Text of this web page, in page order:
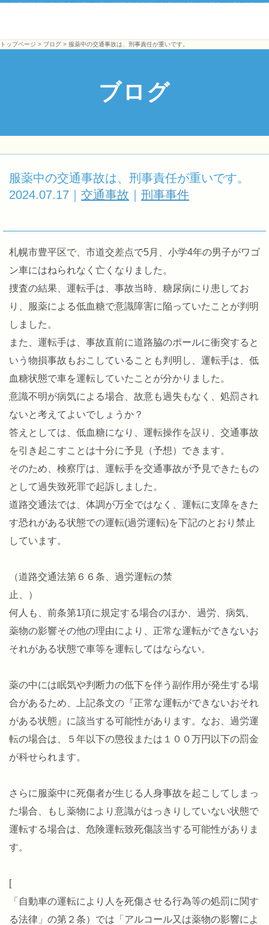
トップページ > ブログ > 服薬中の交通事故は、刑事責任が重いです。
ブログ
服薬中の交通事故は、刑事責任が重いです。
2024.07.17
交通事故 刑事事件
札幌市豊平区で、市道交差点で5月、小学4年の男子がワゴ
ン車にはねられなく亡くなりました。
捜査の結果、運転手は、事故当時、糖尿病にり患してお
り、服薬による低血糖で意識障害に陥っていたことが判明
しました。
また、運転手は、事故直前に道路脇のポールに衝突すると
いう物損事故もおこしていることも判明し、運転手は、低
血糖状態で車を運転していたことが分かりました。
意識不明が病気による場合、故意も過失もなく、処罰され
ないと考えてよいでしょうか？
答えとしては、低血糖になり、運転操作を誤り、交通事故
を引き起こすことは十分に予見（予想）できます。
そのため、検察庁は、運転手を交通事故が予見できたもの
として過失致死罪で起訴しました。
道路交通法では、体調が万全ではなく、運転に支障をきた
す恐れがある状態での運転(過労運転)を下記のとおり禁止
しています。
（道路交通法第６６条、過労運転の禁
止
何人も、前条第1項に規定する場合のほか、過労、病気、
薬物の影響その他の理由により、正常な運転ができないお
それがある状態で車等を運転してはならない。
薬の中には眠気や判断力の低下を伴う副作用が発生する場
合があるため、上記条文の『正常な運転ができないおそれ
がある状態』に該当する可能性があります。なお、過労運
転の場合は、５年以下の懲役または１００万円以下の罰金
が科せられます。
さらに服薬中に死傷者が生じる人身事故を起こしてしまっ
た場合、もし薬物により意識がはっきりしていない状態で
運転する場合は、危険運転致死傷該当する可能性がありま
す。
[
「自動車の運転により人を死傷させる行為等の処罰に関す
る法律」の第２条）では「アルコール又は薬物の影響によ